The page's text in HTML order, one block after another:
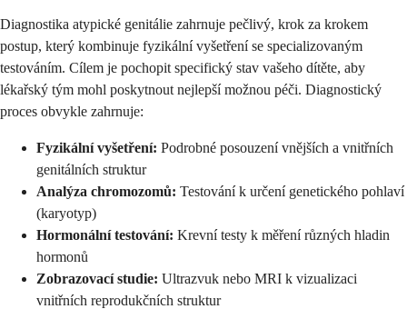
Diagnostika atypické genitálie zahrnuje pečlivý, krok za krokem
postup, který kombinuje fyzikální vyšetření se specializovaným
testováním. Cílem je pochopit specifický stav vašeho dítěte, aby
lékařský tým mohl poskytnout nejlepší možnou péči. Diagnostický
proces obvykle zahrnuje:
Fyzikální vyšetření: Podrobné posouzení vnějších a vnitřních
genitálních struktur
Analýza chromozomů: Testování k určení genetického pohlaví
(karyotyp)
Hormonální testování: Krevní testy k měření různých hladin
hormonů
Zobrazovací studie: Ultrazvuk nebo MRI k vizualizaci
vnitřních reprodukčních struktur